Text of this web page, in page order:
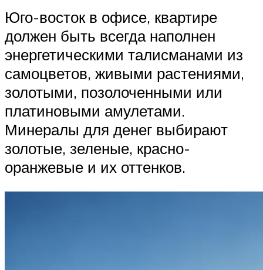
Юго-восток в офисе, квартире
должен быть всегда наполнен
энергетическими талисманами из
самоцветов, живыми растениями,
золотыми, позолоченными или
платиновыми амулетами.
Минералы для денег выбирают
золотые, зеленые, красно-
оранжевые и их оттенков.